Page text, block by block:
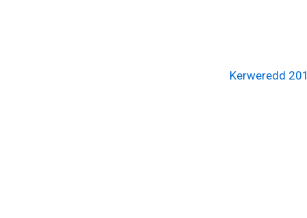
Kerweredd